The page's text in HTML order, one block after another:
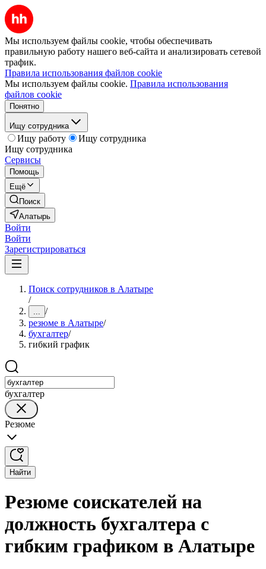
Мы используем файлы cookie, чтобы обеспечивать
правильную работу нашего веб-сайта и анализировать сетевой
трафик.
Правила использования файлов cookie
Мы используем файлы cookie. Правила использования
файлов cookie
Понятно
Ищу сотрудника
Ищу работу
Ищу сотрудника
Ищу сотрудника
Сервисы
Помощь
Ещё
Поиск
Алатырь
Войти
Войти
Зарегистрироваться
Поиск сотрудников в Алатыре
/
... /
резюме в Алатыре/
бухгалтер/
гибкий график
бухгалтер
Резюме
Найти
Резюме соискателей на
должность бухгалтера с
гибким графиком в Алатыре